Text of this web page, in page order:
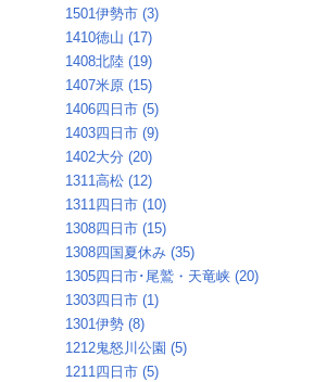
1501伊勢市 (3)
1410徳山 (17)
1408北陸 (19)
1407米原 (15)
1406四日市 (5)
1403四日市 (9)
1402大分 (20)
1311高松 (12)
1311四日市 (10)
1308四日市 (15)
1308四国夏休み (35)
1305四日市･尾鷲・天竜峡 (20)
1303四日市 (1)
1301伊勢 (8)
1212鬼怒川公園 (5)
1211四日市 (5)